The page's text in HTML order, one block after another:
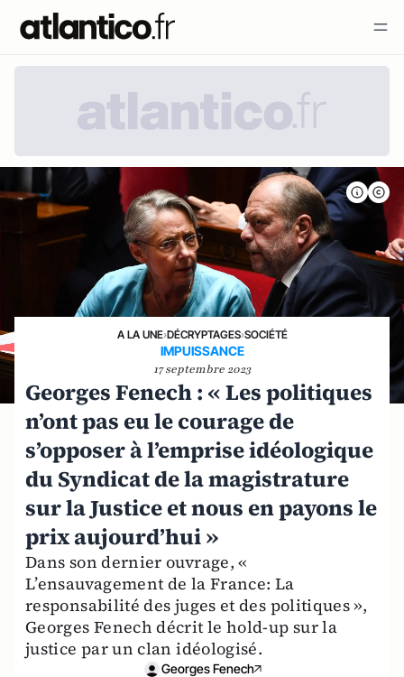
A LA UNE›DÉCRYPTAGES›SOCIÉTÉ
IMPUISSANCE
17 septembre 2023
Georges Fenech : « Les politiques
n’ont pas eu le courage de
s’opposer à l’emprise idéologique
du Syndicat de la magistrature
sur la Justice et nous en payons le
prix aujourd’hui »
Dans son dernier ouvrage, «
L’ensauvagement de la France: La
responsabilité des juges et des politiques »,
Georges Fenech décrit le hold-up sur la
justice par un clan idéologisé.
Georges Fenech